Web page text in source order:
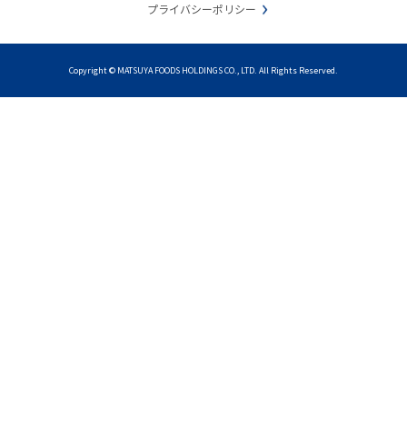
プライバシーポリシー
Copyright © MATSUYA FOODS HOLDINGS CO., LTD. All Rights Reserved.